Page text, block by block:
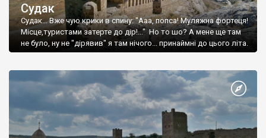
Судак
Судак... Вже чую крики в спину: "Ааа, попса! Муляжна фортеця!
Місце,туристами затерте до дір!..." Но то шо? А мене ще там
не було, ну не "дірявив" я там нічого... принаймні до цього літа.